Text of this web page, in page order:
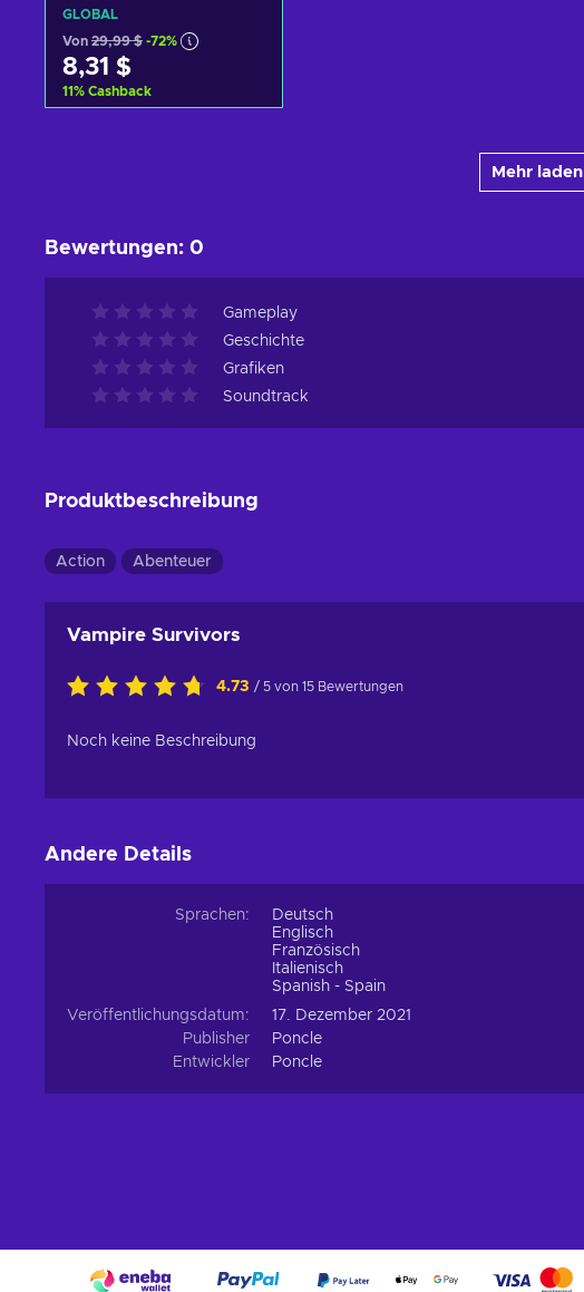
GLOBAL
Von 29,99 $ -72%
8,31 $
11% Cashback
Mehr laden
Bewertungen: 0
Gameplay
Geschichte
Grafiken
Soundtrack
Produktbeschreibung
Action Abenteuer
Vampire Survivors
4.73 / 5 von 15 Bewertungen
Noch keine Beschreibung
Andere Details
Sprachen:
Deutsch
Englisch
Französisch
Italienisch
Spanish - Spain
Veröffentlichungsdatum:
17. Dezember 2021
Publisher
Poncle
Entwickler
Poncle